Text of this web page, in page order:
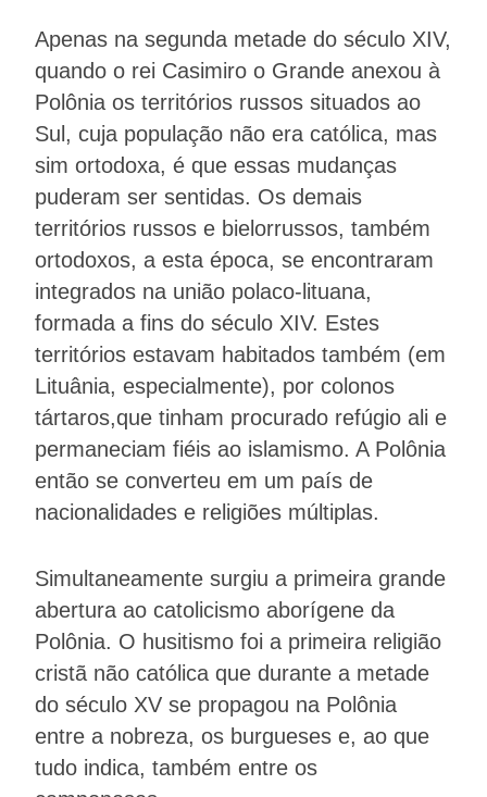
Apenas na segunda metade do século XIV,
quando o rei Casimiro o Grande anexou à
Polônia os territórios russos situados ao
Sul, cuja população não era católica, mas
sim ortodoxa, é que essas mudanças
puderam ser sentidas. Os demais
territórios russos e bielorrussos, também
ortodoxos, a esta época, se encontraram
integrados na união polaco-lituana,
formada a fins do século XIV. Estes
territórios estavam habitados também (em
Lituânia, especialmente), por colonos
tártaros,que tinham procurado refúgio ali e
permaneciam fiéis ao islamismo. A Polônia
então se converteu em um país de
nacionalidades e religiões múltiplas.
Simultaneamente surgiu a primeira grande
abertura ao catolicismo aborígene da
Polônia. O husitismo foi a primeira religião
cristã não católica que durante a metade
do século XV se propagou na Polônia
entre a nobreza, os burgueses e, ao que
tudo indica, também entre os